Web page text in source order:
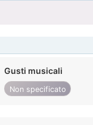
Gusti musicali
Non specificato